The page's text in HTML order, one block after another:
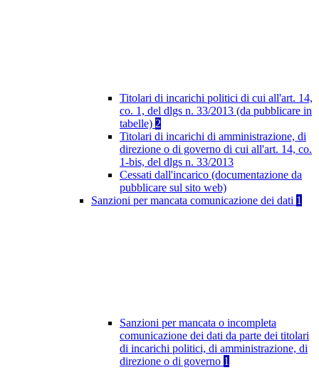
Titolari di incarichi politici di cui all'art. 14,
co. 1, del dlgs n. 33/2013 (da pubblicare in
tabelle) 2
Titolari di incarichi di amministrazione, di
direzione o di governo di cui all'art. 14, co.
1-bis, del dlgs n. 33/2013
Cessati dall'incarico (documentazione da
pubblicare sul sito web)
Sanzioni per mancata comunicazione dei dati 1
Sanzioni per mancata o incompleta
comunicazione dei dati da parte dei titolari
di incarichi politici, di amministrazione, di
direzione o di governo 1